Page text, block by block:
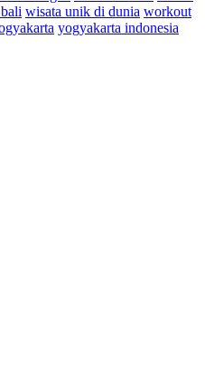
wisata unik di dunia workout
yogyakarta indonesia